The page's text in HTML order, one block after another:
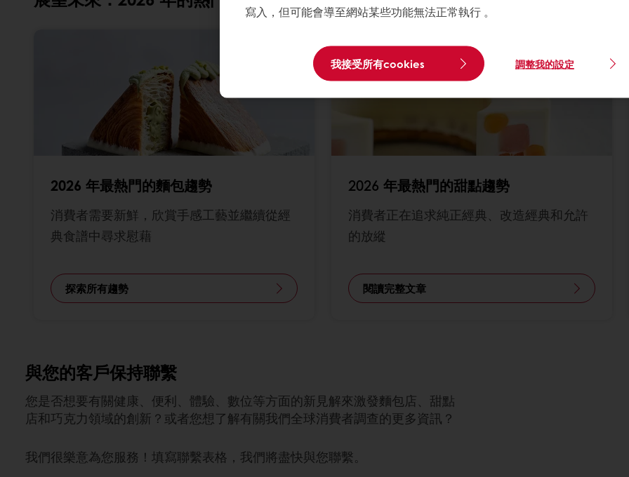
2026 年最熱門的麵包趨勢
消費者需要新鮮，欣賞手感工藝並繼續從經
典食譜中尋求慰藉
探索所有趨勢
2026 年最熱門的甜點趨勢
消費者正在追求純正經典、改造經典和允許
的放縱
閱讀完整文章
與您的客戶保持聯繫
您是否想要有關健康、便利、體驗、數位等方面的新見解來激發麵包店、甜點
店和巧克力領域的創新？或者您想了解有關我們全球消費者調查的更多資訊？
我們很樂意為您服務！填寫聯繫表格，我們將盡快與您聯繫。
寫入，但可能會導至網站某些功能無法正常執行 。
我接受所有cookies 調整我的設定